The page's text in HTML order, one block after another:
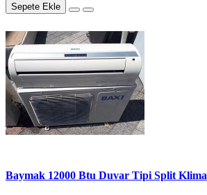
Sepete Ekle
Baymak 12000 Btu Duvar Tipi Split Klima